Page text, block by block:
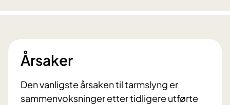
Årsaker
Den vanligste årsaken til tarmslyng er
sammenvoksninger etter tidligere utførte